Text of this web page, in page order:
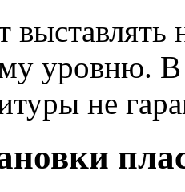
уровню.
не